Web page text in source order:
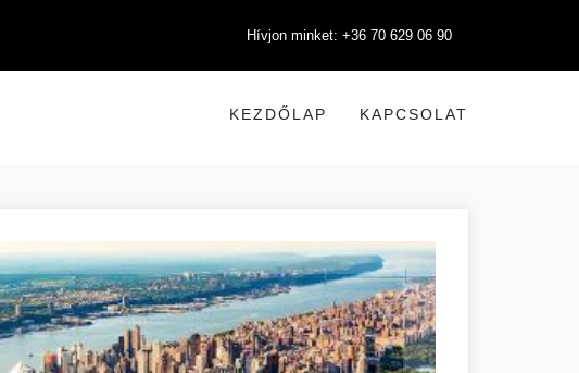
Hívjon minket: +36 70 629 06 90
KEZDŐLAP KAPCSOLAT